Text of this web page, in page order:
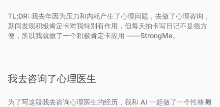
TL;DR: 我去年因为压力和内耗产生了心理问题，去做了心理咨询，
期间发现积极肯定卡对我特别有作用，但每天抽卡写日记不是很方
便，所以我就做了一个积极肯定卡应用 ——StrongMe。
我去咨询了心理医生
为了写这段我去咨询心理医生的经历，我和 AI 一起做了一个性格测